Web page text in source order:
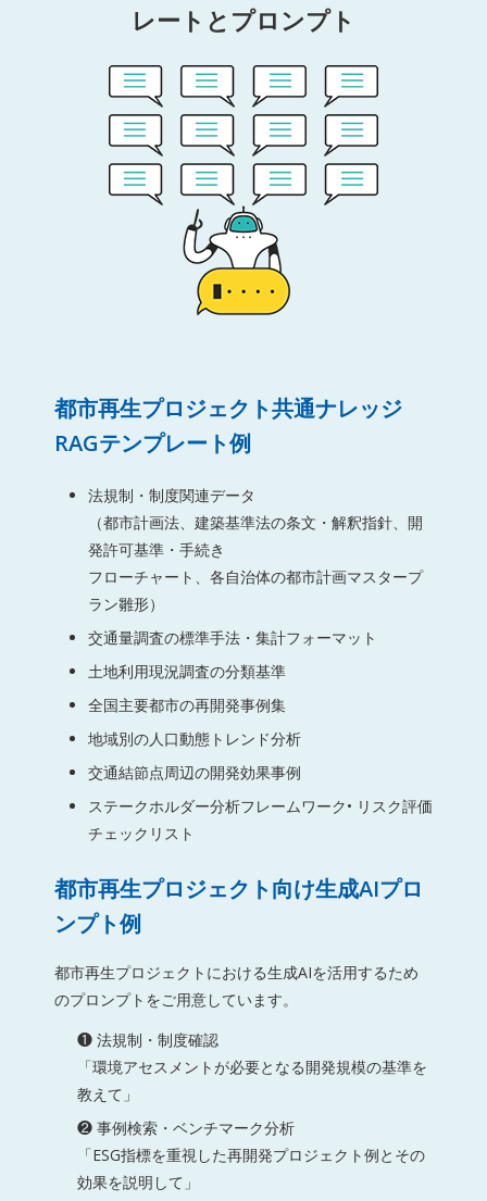
レートとプロンプト
都市再生プロジェクト共通ナレッジ
RAGテンプレート例
法規制・制度関連データ
（都市計画法、建築基準法の条文・解釈指針、開
発許可基準・手続き
フローチャート、各自治体の都市計画マスタープ
ラン雛形）
交通量調査の標準手法・集計フォーマット
土地利用現況調査の分類基準
全国主要都市の再開発事例集
地域別の人口動態トレンド分析
交通結節点周辺の開発効果事例
ステークホルダー分析フレームワーク• リスク評価
チェックリスト
都市再生プロジェクト向け生成AIプロ
ンプト例
都市再生プロジェクトにおける生成AIを活用するため
のプロンプトをご用意しています。
❶ 法規制・制度確認
「環境アセスメントが必要となる開発規模の基準を
教えて」
❷ 事例検索・ベンチマーク分析
「ESG指標を重視した再開発プロジェクト例とその
効果を説明して」